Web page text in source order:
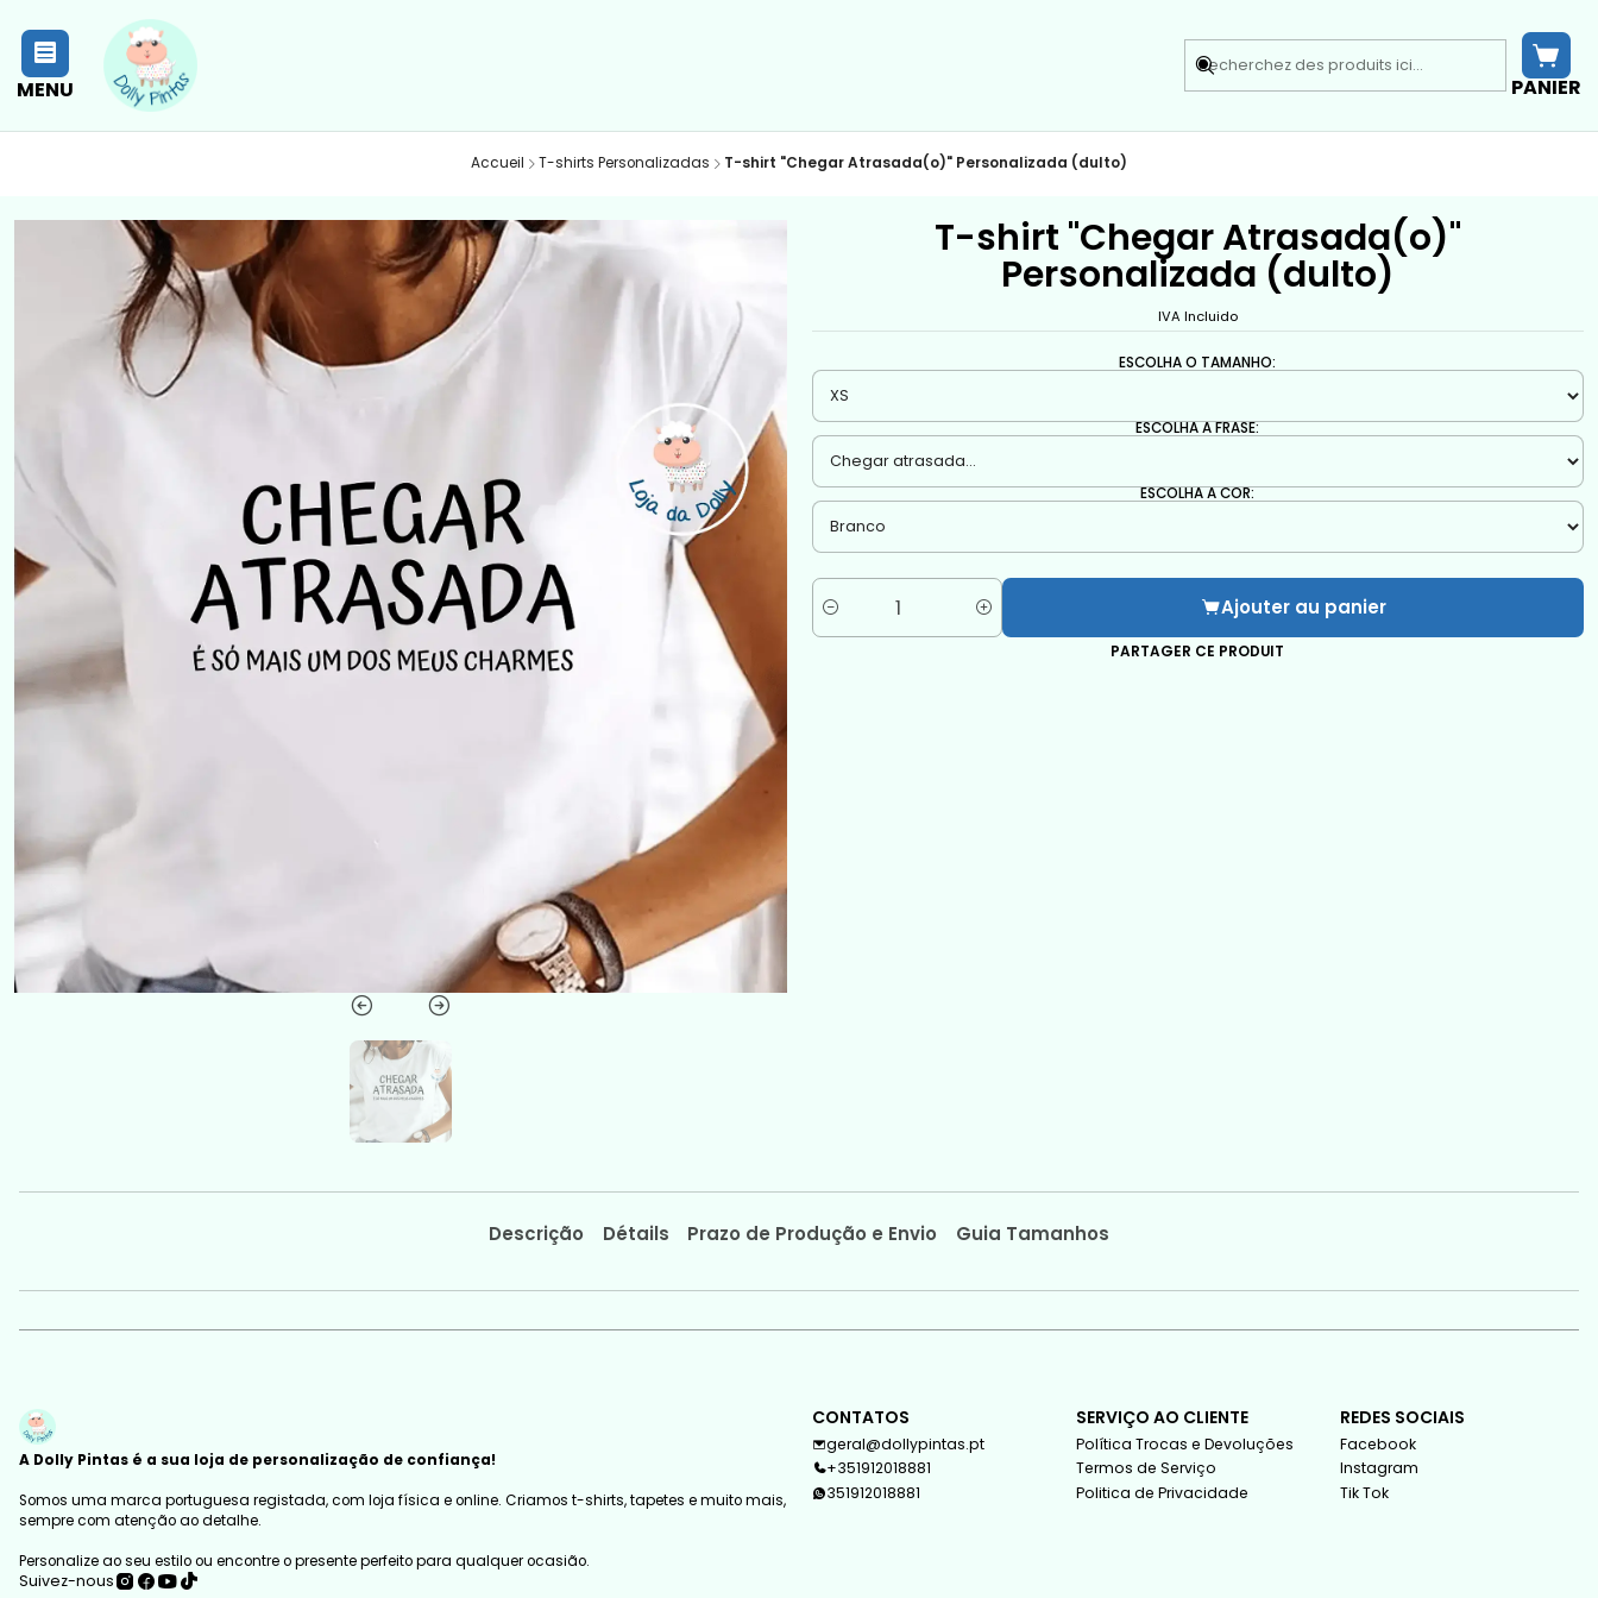
MENU PANIER
Accueil T-shirts Personalizadas T-shirt "Chegar Atrasada(o)" Personalizada (dulto)
T-shirt "Chegar Atrasada(o)"
Personalizada (dulto)
IVA Incluido
ESCOLHA O TAMANHO:
ESCOLHA A FRASE:
ESCOLHA A COR:
Quantité Ajouter au panier
PARTAGER CE PRODUIT
Descrição Détails Prazo de Produção e Envio Guia Tamanhos
A Dolly Pintas é a sua loja de personalização de confiança!
Somos uma marca portuguesa registada, com loja física e online. Criamos t-shirts, tapetes e muito mais,
sempre com atenção ao detalhe.
Personalize ao seu estilo ou encontre o presente perfeito para qualquer ocasião.
Suivez-nous
CONTATOS
geral@dollypintas.pt
+351912018881
351912018881
SERVIÇO AO CLIENTE
Política Trocas e Devoluções
Termos de Serviço
Politica de Privacidade
REDES SOCIAIS
Facebook
Instagram
Tik Tok